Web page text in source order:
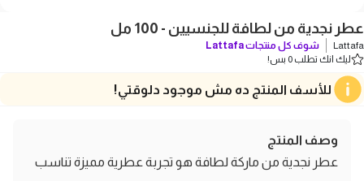
عطر نجدية من لطافة للجنسيين - 100 مل
Lattafa شوف كل منتجاتLattafa
ليك انك تطلب 0 بس!
للأسف المنتج ده مش موجود دلوقتي!
وصف المنتج
عطر نجدية من ماركة لطافة هو تجربة عطرية مميزة تناسب